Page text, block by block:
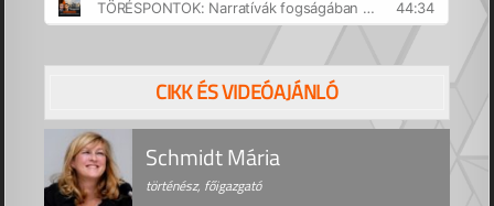
CIKK ÉS VIDEÓAJÁNLÓ
Schmidt Mária
történész, főigazgató